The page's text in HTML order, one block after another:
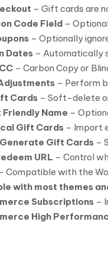
– Gift cards are
Code Field –
– Optionally
Dates – Automatically
– Carbon Copy or
– Perform
Cards – Soft-delete
Name –
Gift Cards – Import
Gift Cards –
URL – Control
Compatible with the
with most themes
Subscriptions –
High